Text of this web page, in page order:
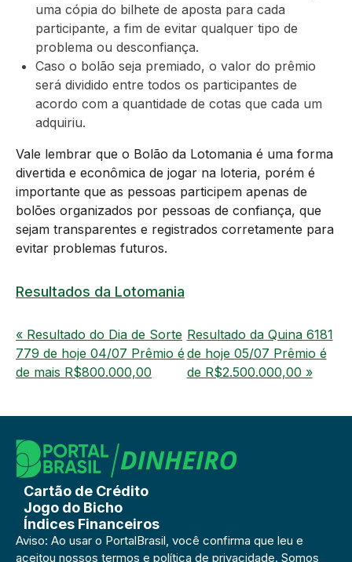
uma cópia do bilhete de aposta para cada
participante, a fim de evitar qualquer tipo de
problema ou desconfiança.
Caso o bolão seja premiado, o valor do prêmio
será dividido entre todos os participantes de
acordo com a quantidade de cotas que cada um
adquiriu.
Vale lembrar que o Bolão da Lotomania é uma forma
divertida e econômica de jogar na loteria, porém é
importante que as pessoas participem apenas de
bolões organizados por pessoas de confiança, que
sejam transparentes e registrados corretamente para
evitar problemas futuros.
Resultados da Lotomania
« Resultado do Dia de Sorte
779 de hoje 04/07 Prêmio é
de mais R$800.000,00
Resultado da Quina 6181
de hoje 05/07 Prêmio é
de R$2.500.000,00 »
Cartão de Crédito
Jogo do Bicho
Índices Financeiros
Aviso: Ao usar o PortalBrasil, você confirma que leu e
aceitou nossos termos e política de privacidade. Somos